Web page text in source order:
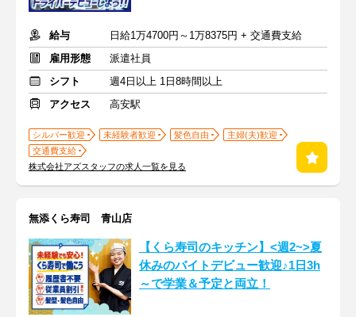
給与
日給1万4700円～1万8375円 + 交通費支給
雇用形態
派遣社員
シフト
週4日以上 1日8時間以上
アクセス
高安駅
シルバー歓迎 未経験者歓迎 髪色自由
主婦(夫)歓迎
交通費支給
株式会社アズスタッフの求人一覧を見る
無添くら寿司 青山店
【くら寿司のキッチン】<週2~>夏
休みのバイトデビュー歓迎♪1日3h
～で学業＆予定と両立！